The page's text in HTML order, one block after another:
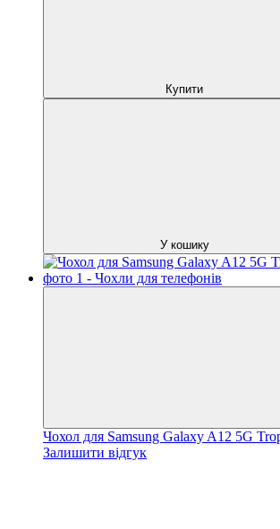
Купити
У кошику
Чохол для Samsung Galaxy A12 5G
Залишити відгук